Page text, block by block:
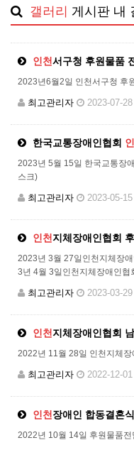
갤러리 게시판 내
인천서구청 후원물품
2023년6월2일 인천서구청 후
최고관리자 2023-07-
한국교통장애인협회
2023년 5월 15일 한국교통장
스크)
최고관리자 2023-05-
인천 지체장애인협회
2023년 3월 27일인천지체장
3년 4월 3일인천지체장애인
최고관리자 2023-03-
인천 지체장애인협회
2022년 11월 28일 인천지체
최고관리자 2022-12-
인천 장애인 합동결혼
2022년 10월 14일 후원물품